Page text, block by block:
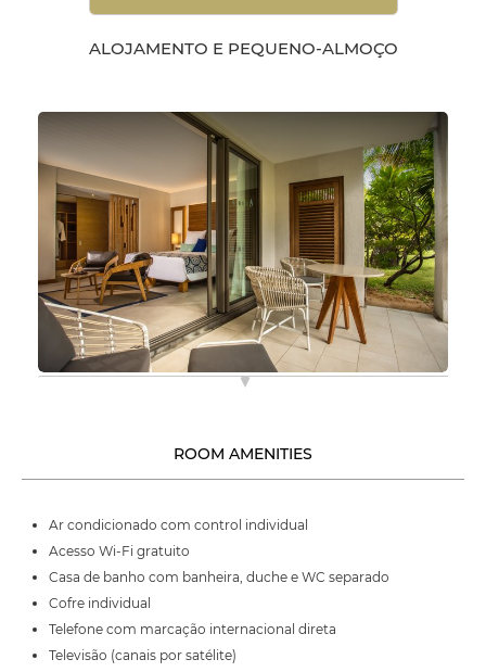
ALOJAMENTO E PEQUENO-ALMOÇO
ROOM AMENITIES
Ar condicionado com control individual
Acesso Wi-Fi gratuito
Casa de banho com banheira, duche e WC separado
Cofre individual
Telefone com marcação internacional direta
Televisão (canais por satélite)